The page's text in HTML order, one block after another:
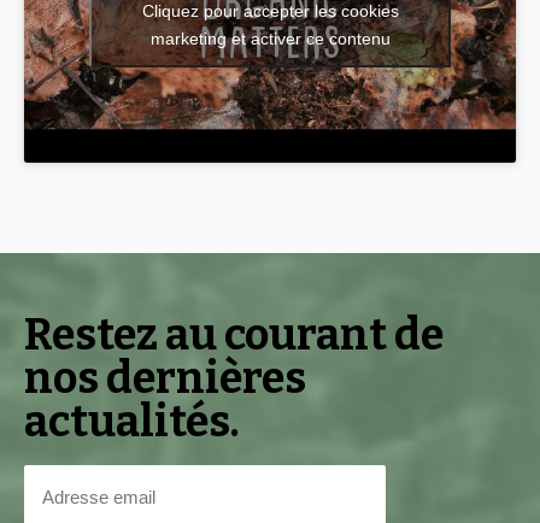
Cliquez pour accepter les cookies
marketing et activer ce contenu
Restez au courant de
nos dernières
actualités.
email